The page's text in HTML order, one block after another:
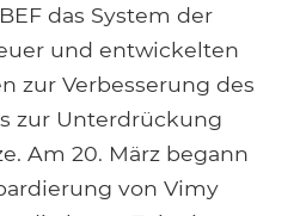
das System der
und entwickelten
zur Verbesserung des
zur Unterdrückung
Am 20. März begann
von Vimy